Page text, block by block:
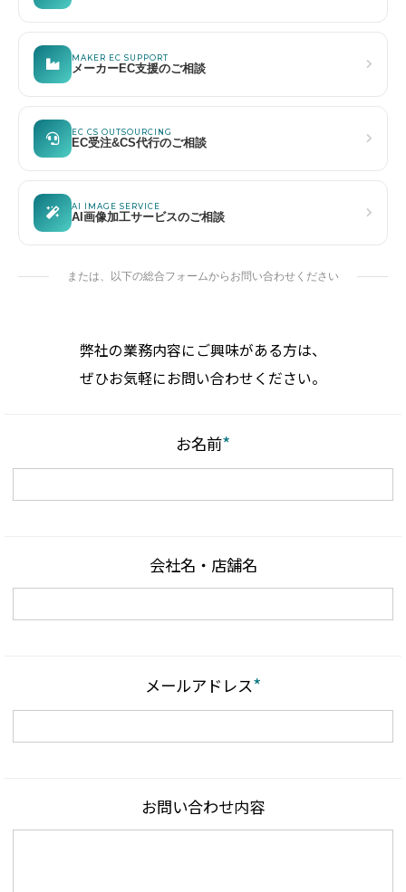
MAKER EC SUPPORT
メーカーEC支援のご相談
EC CS OUTSOURCING
EC受注&CS代行のご相談
AI IMAGE SERVICE
AI画像加工サービスのご相談
または、以下の総合フォームからお問い合わせください
弊社の業務内容にご興味がある方は、
ぜひお気軽にお問い合わせください。
お名前*
会社名・店舗名
メールアドレス*
お問い合わせ内容